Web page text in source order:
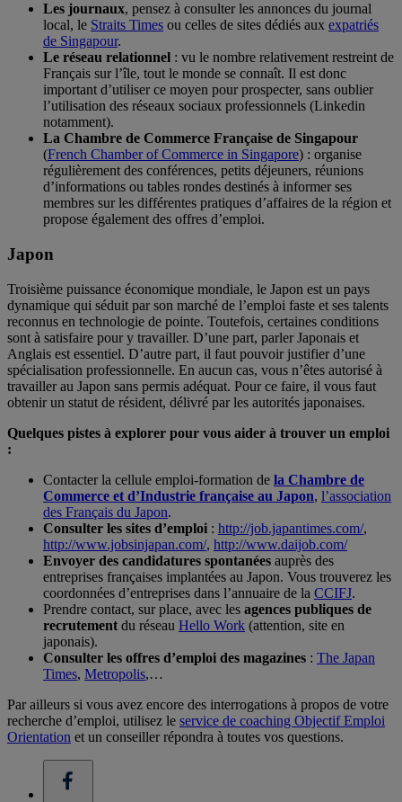
Les journaux, pensez à consulter les annonces du journal
local, le Straits Times ou celles de sites dédiés aux expatriés
de Singapour.
Le réseau relationnel : vu le nombre relativement restreint de
Français sur l’île, tout le monde se connaît. Il est donc
important d’utiliser ce moyen pour prospecter, sans oublier
l’utilisation des réseaux sociaux professionnels (Linkedin
notamment).
La Chambre de Commerce Française de Singapour
(French Chamber of Commerce in Singapore) : organise
régulièrement des conférences, petits déjeuners, réunions
d’informations ou tables rondes destinés à informer ses
membres sur les différentes pratiques d’affaires de la région et
propose également des offres d’emploi.
Japon
Troisième puissance économique mondiale, le Japon est un pays
dynamique qui séduit par son marché de l’emploi faste et ses talents
reconnus en technologie de pointe. Toutefois, certaines conditions
sont à satisfaire pour y travailler. D’une part, parler Japonais et
Anglais est essentiel. D’autre part, il faut pouvoir justifier d’une
spécialisation professionnelle. En aucun cas, vous n’êtes autorisé à
travailler au Japon sans permis adéquat. Pour ce faire, il vous faut
obtenir un statut de résident, délivré par les autorités japonaises.
Quelques pistes à explorer pour vous aider à trouver un emploi
:
Contacter la cellule emploi-formation de la Chambre de
Commerce et d’Industrie française au Japon, l’association
des Français du Japon.
Consulter les sites d’emploi : http://job.japantimes.com/,
http://www.jobsinjapan.com/, http://www.daijob.com/
Envoyer des candidatures spontanées auprès des
entreprises françaises implantées au Japon. Vous trouverez les
coordonnées d’entreprises dans l’annuaire de la CCIFJ.
Prendre contact, sur place, avec les agences publiques de
recrutement du réseau Hello Work (attention, site en
japonais).
Consulter les offres d’emploi des magazines : The Japan
Times, Metropolis,…
Par ailleurs si vous avez encore des interrogations à propos de votre
recherche d’emploi, utilisez le service de coaching Objectif Emploi
Orientation et un conseiller répondra à toutes vos questions.